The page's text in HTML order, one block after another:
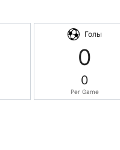
Голы
0
0
Per Game